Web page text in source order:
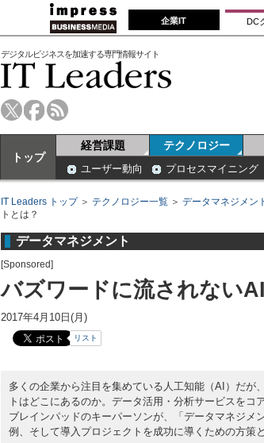
企業IT DC
デジタルビジネスを加速する専門情報サイト
トップ
経営課題 テクノロジー
ユーザー動向 プロセスマイニング
IT Leaders トップ＞ テクノロジー一覧 ＞ データマネジメン
トとは？
データマネジメント
[Sponsored]
バズワードに流されない
2017年4月10日(月)
リスト
多くの企業から注目を集めている人工知能（AI）だが
トはどこにあるのか。データ活用・分析サービスを
ブレインパッドのキーパーソンが、「データマネジメ
例、そして導入プロジェクトを成功に導くための方策